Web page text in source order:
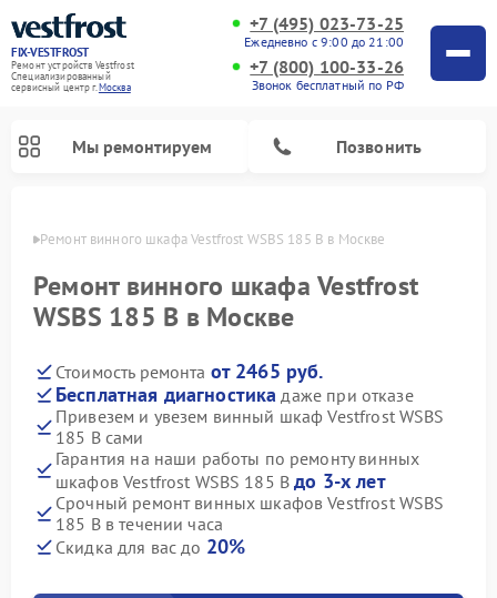
FIX-VESTFROST
Ремонт устройств Vestfrost
Специализированный
cервисный центр г.Москва
+7 (495) 023-73-25
Ежедневно с 9:00 до 21:00
+7 (800) 100-33-26
Звонок бесплатный по РФ
Мы ремонтируем Позвонить
Ремонт винного шкафа Vestfrost WSBS 185 B в Москве
Ремонт винного шкафа Vestfrost
WSBS 185 B в Москве
Стоимость ремонта от 2465 руб.
Бесплатная диагностика даже при отказе
Привезем и увезем винный шкаф Vestfrost WSBS
185 B сами
Гарантия на наши работы по ремонту винных
шкафов Vestfrost WSBS 185 Bдо 3-х лет
Срочный ремонт винных шкафов Vestfrost WSBS
185 B в течении часа
Скидка для вас до 20%